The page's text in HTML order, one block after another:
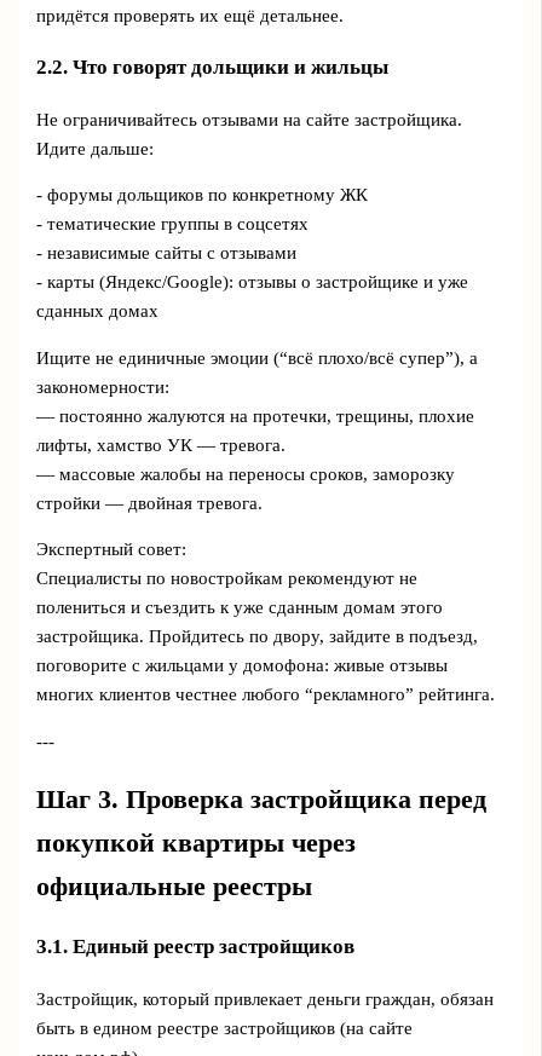
придётся проверять их ещё детальнее.
2.2. Что говорят дольщики и жильцы
Не ограничивайтесь отзывами на сайте застройщика.
Идите дальше:
- форумы дольщиков по конкретному ЖК
- тематические группы в соцсетях
- независимые сайты с отзывами
- карты (Яндекс/Google): отзывы о застройщике и уже
сданных домах
Ищите не единичные эмоции (“всё плохо/всё супер”), а
закономерности:
— постоянно жалуются на протечки, трещины, плохие
лифты, хамство УК — тревога.
— массовые жалобы на переносы сроков, заморозку
стройки — двойная тревога.
Экспертный совет:
Специалисты по новостройкам рекомендуют не
полениться и съездить к уже сданным домам этого
застройщика. Пройдитесь по двору, зайдите в подъезд,
поговорите с жильцами у домофона: живые отзывы
многих клиентов честнее любого “рекламного” рейтинга.
---
Шаг 3. Проверка застройщика перед
покупкой квартиры через
официальные реестры
3.1. Единый реестр застройщиков
Застройщик, который привлекает деньги граждан, обязан
быть в едином реестре застройщиков (на сайте